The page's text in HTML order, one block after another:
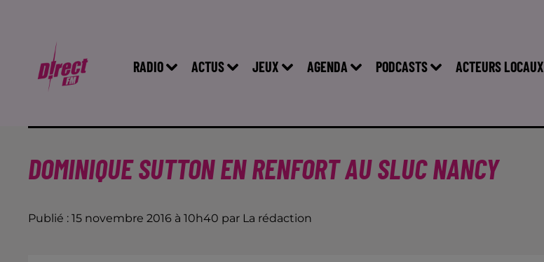
RADIO ACTUS JEUX AGENDA PODCASTS ACTEURS LOCAUX
DOMINIQUE SUTTON EN RENFORT AU SLUC NANCY
Publié : 15 novembre 2016 à 10h40 par La rédaction